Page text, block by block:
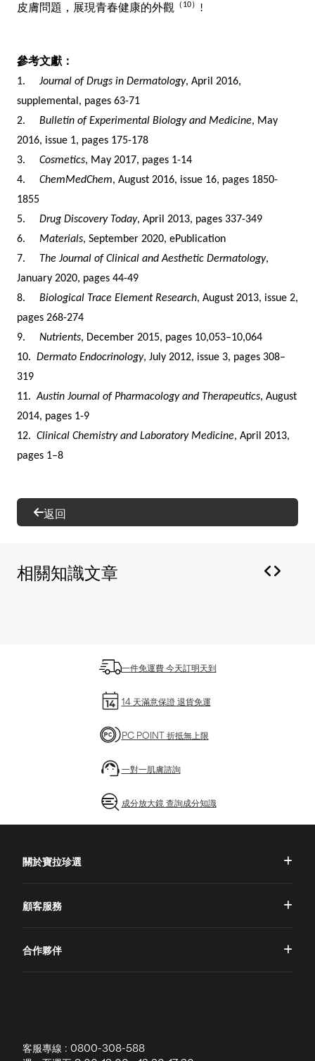
皮膚問題，展現青春健康的外觀 （10） !
參考文獻：
1. Journal of Drugs in Dermatology, April 2016,
supplemental, pages 63-71
2. Bulletin of Experimental Biology and Medicine, May
2016, issue 1, pages 175-178
3. Cosmetics, May 2017, pages 1-14
4. ChemMedChem, August 2016, issue 16, pages 1850-
1855
5. Drug Discovery Today, April 2013, pages 337-349
6. Materials, September 2020, ePublication
7. The Journal of Clinical and Aesthetic Dermatology,
January 2020, pages 44-49
8. Biological Trace Element Research, August 2013, issue 2,
pages 268-274
9. Nutrients, December 2015, pages 10,053–10,064
10. Dermato Endocrinology, July 2012, issue 3, pages 308–
319
11.Austin Journal of Pharmacology and Therapeutics, August
2014, pages 1-9
12. Clinical Chemistry and Laboratory Medicine, April 2013,
pages 1–8
返回
相關知識文章
一件免運費 今天訂明天到
14 天滿意保證 退貨免運
PC POINT 折抵無上限
一對一肌膚諮詢
成分放大鏡 查詢成分知識
關於寶拉珍選
專業國際團隊
顧客服務
合作夥伴
客服專線 : 0800-308-588